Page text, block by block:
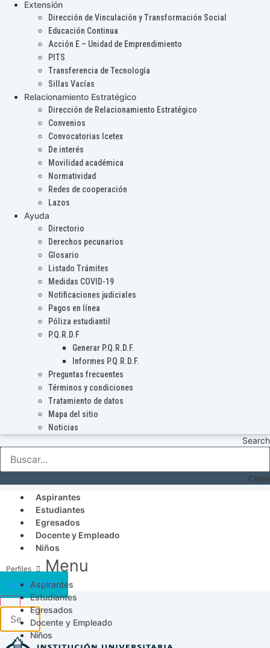
Extensión
Dirección de Vinculación y Transformación Social
Educación Continua
Acción E – Unidad de Emprendimiento
PITS
Transferencia de Tecnología
Sillas Vacías
Relacionamiento Estratégico
Dirección de Relacionamiento Estratégico
Convenios
Convocatorias Icetex
De interés
Movilidad académica
Normatividad
Redes de cooperación
Lazos
Ayuda
Directorio
Derechos pecunarios
Glosario
Listado Trámites
Medidas COVID-19
Notificaciones judiciales
Pagos en línea
Póliza estudiantil
P.Q.R.D.F
Generar P.Q.R.D.F.
Informes P.Q.R.D.F.
Preguntas frecuentes
Términos y condiciones
Tratamiento de datos
Mapa del sitio
Noticias
Search
Close
Aspirantes
Estudiantes
Egresados
Docente y Empleado
Niños
Menu
Aspirantes
Estudiantes
Egresados
Docente y Empleado
Niños
Acceso SICAU